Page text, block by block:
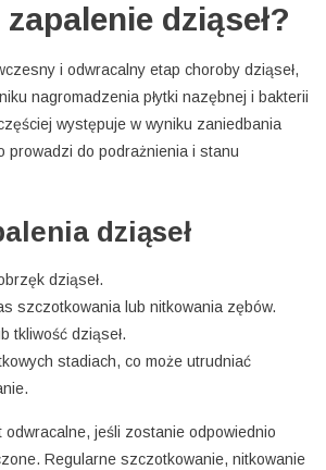
dziąseł?
i odwracalny etap choroby dziąseł,
nagromadzenia płytki nazębnej i bakterii
występuje w wyniku zaniedbania
prowadzi do podrażnienia i stanu
dziąseł
dziąseł.
szczotkowania lub nitkowania zębów.
tkliwość dziąseł.
stadiach, co może utrudniać
odwracalne, jeśli zostanie odpowiednio
Regularne szczotkowanie, nitkowanie